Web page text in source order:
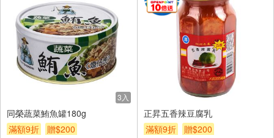
3入
同榮蔬菜鮪魚罐180g
滿額9折
贈$200
正昇五香辣豆腐乳
滿額9折
贈$200